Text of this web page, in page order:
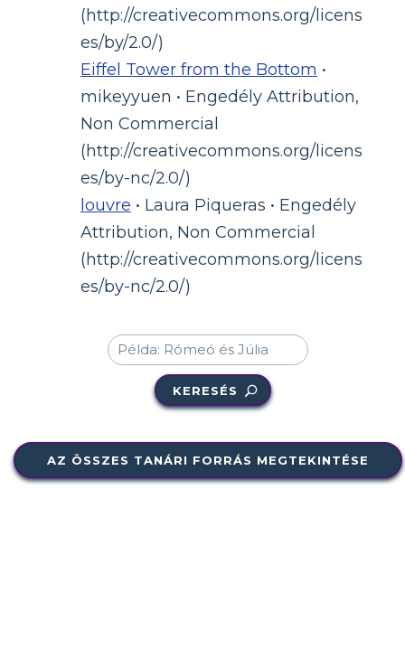
(http://creativecommons.org/licens
es/by/2.0/)
Eiffel Tower from the Bottom •
mikeyyuen • Engedély Attribution,
Non Commercial
(http://creativecommons.org/licens
es/by-nc/2.0/)
louvre • Laura Piqueras • Engedély
Attribution, Non Commercial
(http://creativecommons.org/licens
es/by-nc/2.0/)
KERESÉS
AZ ÖSSZES TANÁRI FORRÁS MEGTEKINTÉSE